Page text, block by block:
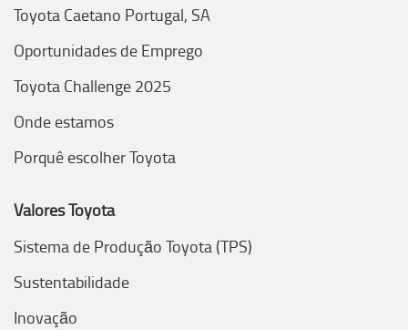
Toyota Caetano Portugal, SA
Oportunidades de Emprego
Toyota Challenge 2025
Onde estamos
Porquê escolher Toyota
Valores Toyota
Sistema de Produção Toyota (TPS)
Sustentabilidade
Inovação